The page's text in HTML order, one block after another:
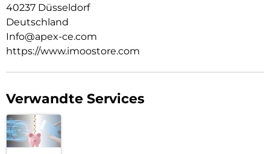
40237 Düsseldorf
Deutschland
Info@apex-ce.com
https://www.imoostore.com
Verwandte Services